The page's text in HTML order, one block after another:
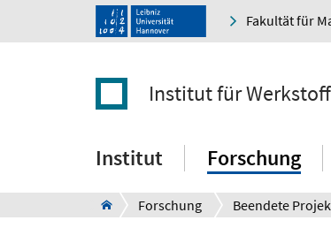
Fakultät für
Institut für
Institut Forschung
Forschung Beendete